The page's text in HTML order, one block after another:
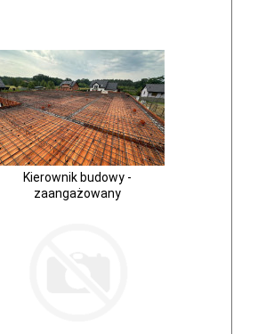
Kierownik budowy -
zaangażowany